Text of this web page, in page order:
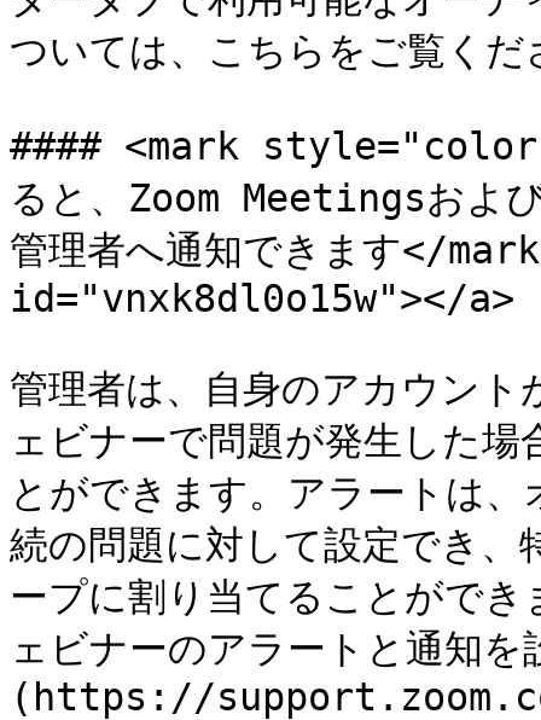
ついては、こちらをご覧くだ
#### <mark style="color:
ると、Zoom Meetingsおよ
管理者へ通知できます</
id="vnxk8dl0o15w"></a>
管理者は、自身のアカウン
ェビナーで問題が発生した
とができます。アラートは
続の問題に対して設定でき、
ープに割り当てることがで
ェビナーのアラートと通知
(https://